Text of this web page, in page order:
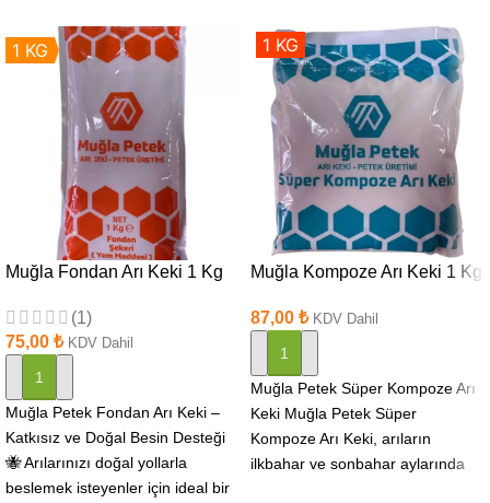
1 KG
Muğla Fondan Arı Keki 1 Kg
(1)
75,00 ₺ KDV Dahil
SEPETE EKLE
Muğla Petek Fondan Arı Keki –
Katkısız ve Doğal Besin Desteği
🐝 Arılarınızı doğal yollarla
beslemek isteyenler için ideal bir
1 KG
Muğla Kompoze Arı Keki 1 Kg
87,00 ₺ KDV Dahil
SEPETE EKLE
Muğla Petek Süper Kompoze Arı
Keki Muğla Petek Süper
Kompoze Arı Keki, arıların
ilkbahar ve sonbahar aylarında